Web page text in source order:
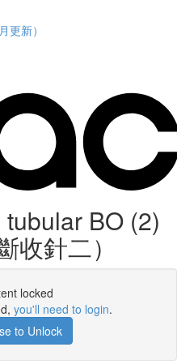
更新）
BO (2)
收針二）
locked
you'll need to login.
to Unlock